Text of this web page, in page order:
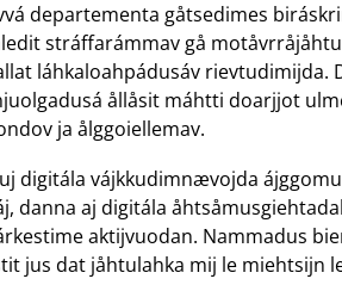
departementa gåtsedimes
stráffarámmav gå
láhkaloahpádusáv rievtudimijda.
ållåsit máhtti doarjjot
ja ålggoiellemav.
digitála vájkkudimnævojda
danna aj digitála
aktijvuodan. Nammadus
jus dat jåhtulahka mij le miehtsijn